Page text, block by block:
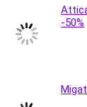
-50%